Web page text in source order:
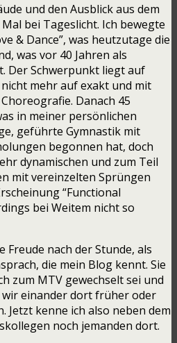
und den Ausblick aus dem
bei Tageslicht. Ich bewegte
& Dance”, was heutzutage die
was vor 40 Jahren als
Der Schwerpunkt liegt auf
mehr auf exakt und mit
Danach 45
in meiner persönlichen
geführte Gymnastik mit
begonnen hat, doch
dynamischen und zum Teil
mit vereinzelten Sprüngen
“Functional
bei Weitem nicht so
nach der Stunde, als
die mein Blog kennt. Sie
zum MTV gewechselt sei und
wir einander dort früher oder
Jetzt kenne ich also neben dem
noch jemanden dort.